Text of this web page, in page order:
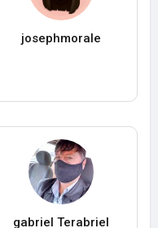
josephmorale
gabriel Terabriel